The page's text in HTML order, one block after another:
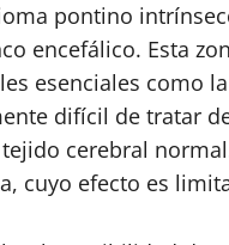
pontino
encefálico. Esta
esenciales como
difícil de tratar
cerebral
cuyo efecto es